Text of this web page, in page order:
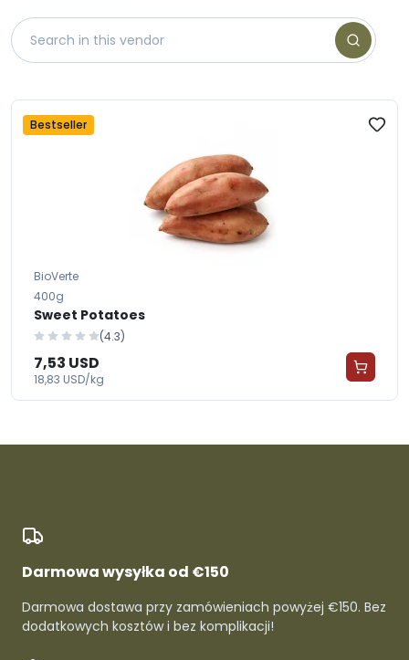
Bestseller
BioVerte
400g
Sweet Potatoes
(4.3)
7,53 USD
18,83 USD/kg
Darmowa wysyłka od €150
Darmowa dostawa przy zamówieniach powyżej €150. Bez
dodatkowych kosztów i bez komplikacji!